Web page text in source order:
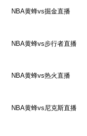
NBA黄蜂vs掘金直播
NBA黄蜂vs步行者直播
NBA黄蜂vs热火直播
NBA黄蜂vs尼克斯直播